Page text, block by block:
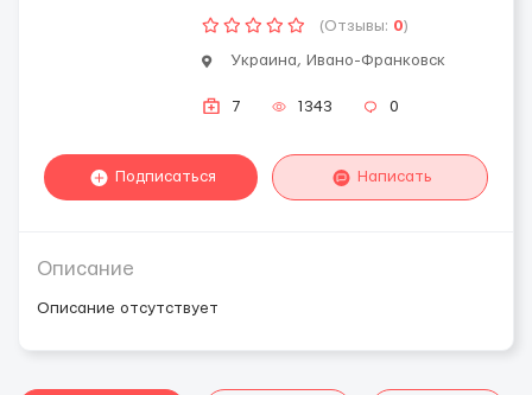
(Отзывы: 0)
Украина, Ивано-Франковск
7 1343 0
Подписаться Написать
Описание
Описание отсутствует